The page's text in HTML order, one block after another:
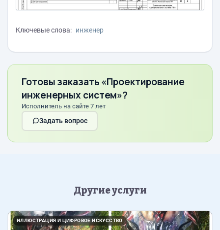
Ключевые слова: инженер
Готовы заказать «Проектирование
инженерных систем»?
Исполнитель на сайте 7 лет
Задать вопрос
Другие услуги
ИЛЛЮСТРАЦИЯ И ЦИФРОВОЕ ИСКУССТВО
Назад